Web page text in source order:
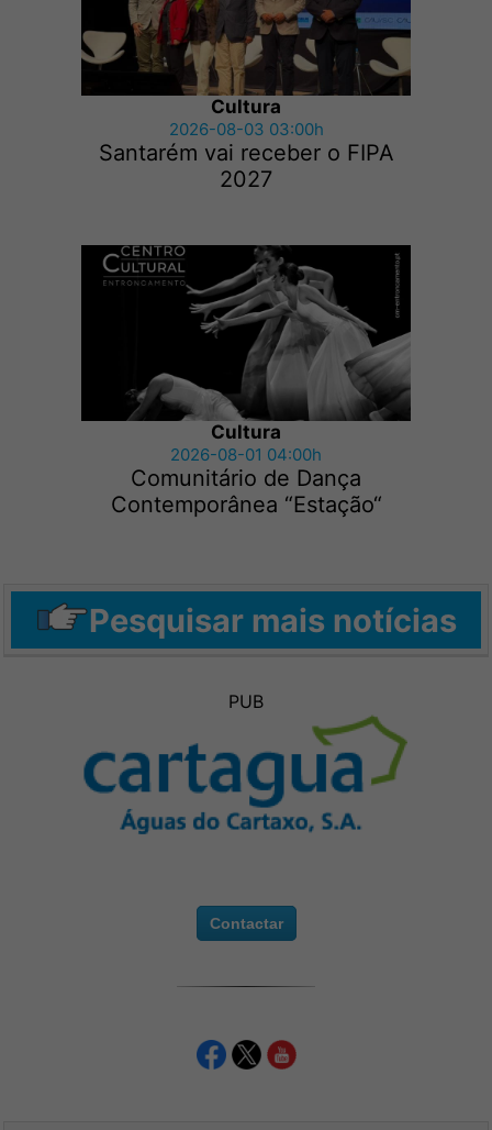
Cultura
2026-08-03 03:00h
Santarém vai receber o FIPA
2027
Cultura
2026-08-01 04:00h
Comunitário de Dança
Contemporânea “Estação“
Pesquisar mais notícias
PUB
Contactar